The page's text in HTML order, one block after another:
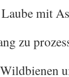
mit
zu